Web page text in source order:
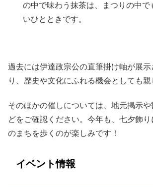
の中で味わう抹茶は、まつりの中で
いひとときです。
過去には伊達政宗公の直筆掛け軸が展
り、歴史や文化にふれる機会としても親
そのほかの催しについては、地元掲示
どをご確認ください。今年も、七夕飾
のまちを歩くのが楽しみです！
イベント情報